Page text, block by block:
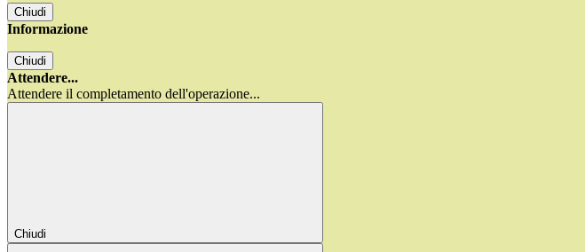
Chiudi
Informazione
Chiudi
Attendere...
Attendere il completamento dell'operazione...
Chiudi